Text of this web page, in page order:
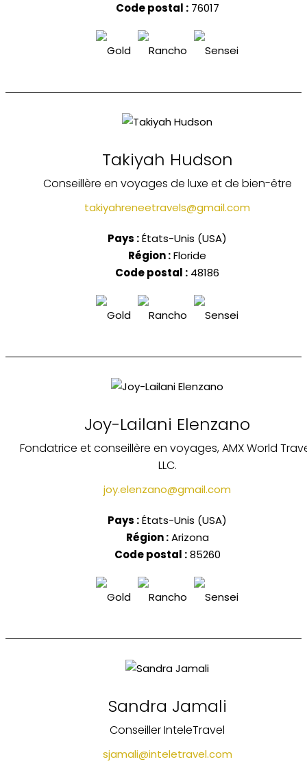
Code postal : 76017
Takiyah Hudson
Conseillère en voyages de luxe et de bien-être
takiyahreneetravels@gmail.com
Pays :États-Unis (USA)
Région :Floride
Code postal : 48186
Joy-Lailani Elenzano
Fondatrice et conseillère en voyages, AMX World
LLC.
joy.elenzano@gmail.com
Pays :États-Unis (USA)
Région : Arizona
Code postal : 85260
Sandra Jamali
Conseiller InteleTravel
sjamali@inteletravel.com